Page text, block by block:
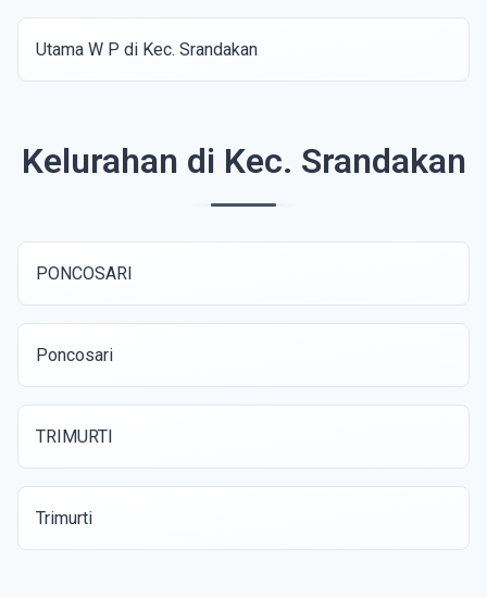
Utama W P di Kec. Srandakan
Kelurahan di Kec. Srandakan
PONCOSARI
Poncosari
TRIMURTI
Trimurti